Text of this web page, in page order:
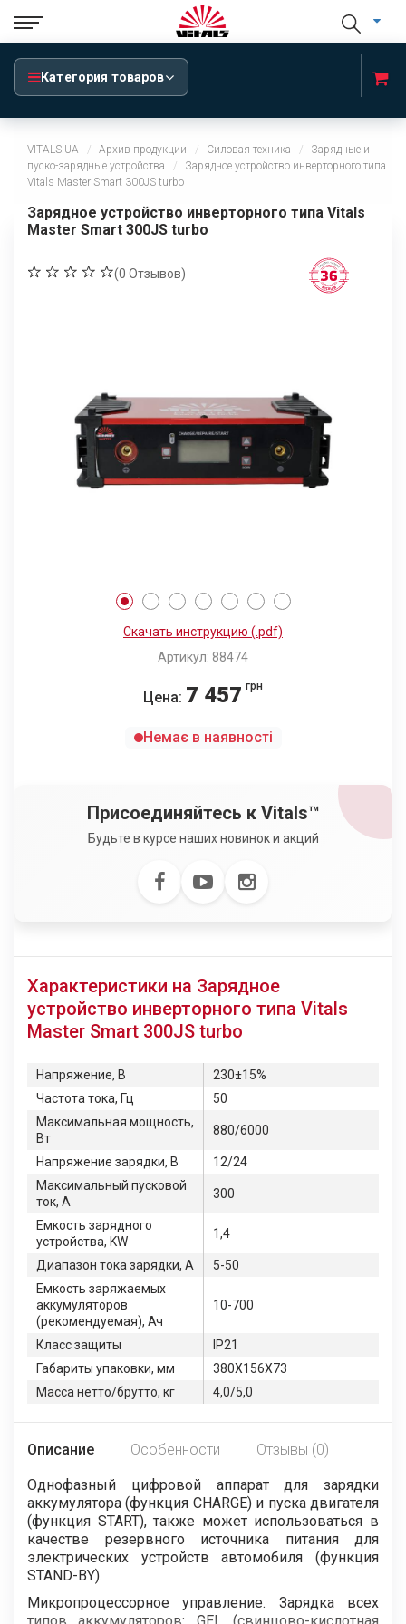
Категория товаров
VITALS.UA Архив продукции Силовая техника
Зарядные и
пуско-зарядные устройства
Зарядное устройство инверторного типа
Vitals Master Smart 300JS turbo
Зарядное устройство инверторного типа Vitals
Master Smart 300JS turbo
(0 Отзывов)
Скачать инструкцию (.pdf)
Артикул: 88474
Цена: 7 457 грн
Немає в наявності
Присоединяйтесь к Vitals™
Будьте в курсе наших новинок и акций
Характеристики на Зарядное
устройство инверторного типа Vitals
Master Smart 300JS turbo
Напряжение, В
230±15%
Частота тока, Гц
50
Максимальная мощность,
Вт
880/6000
Напряжение зарядки, В
12/24
Максимальный пусковой
ток, А
300
Емкость зарядного
устройства, KW
1,4
Диапазон тока зарядки, А
5-50
Емкость заряжаемых
аккумуляторов
(рекомендуемая), Ач
10-700
Класс защиты
IP21
Габариты упаковки, мм
380Х156Х73
Масса нетто/брутто, кг
4,0/5,0
Описание Особенности Отзывы (0)
Однофазный цифровой аппарат для зарядки
аккумулятора (функция CHARGE) и пуска двигателя
(функция START), также может использоваться в
качестве резервного источника питания для
электрических устройств автомобиля (функция
STAND-BY).
Микропроцессорное управление. Зарядка всех